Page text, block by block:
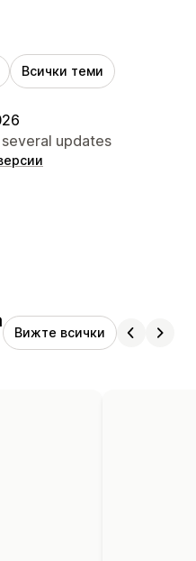
Всички теми
several updates
Вижте всички